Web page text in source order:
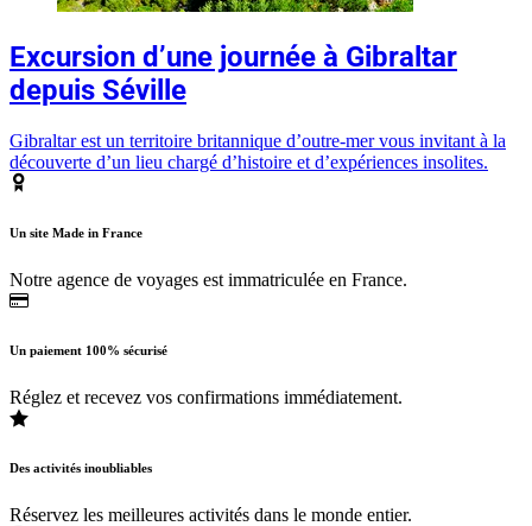
Excursion d’une journée à Gibraltar
depuis Séville
Gibraltar est un territoire britannique d’outre-mer vous invitant à la
découverte d’un lieu chargé d’histoire et d’expériences insolites.
Un site Made in France
Notre agence de voyages est immatriculée en France.
Un paiement 100% sécurisé
Réglez et recevez vos confirmations immédiatement.
Des activités inoubliables
Réservez les meilleures activités dans le monde entier.